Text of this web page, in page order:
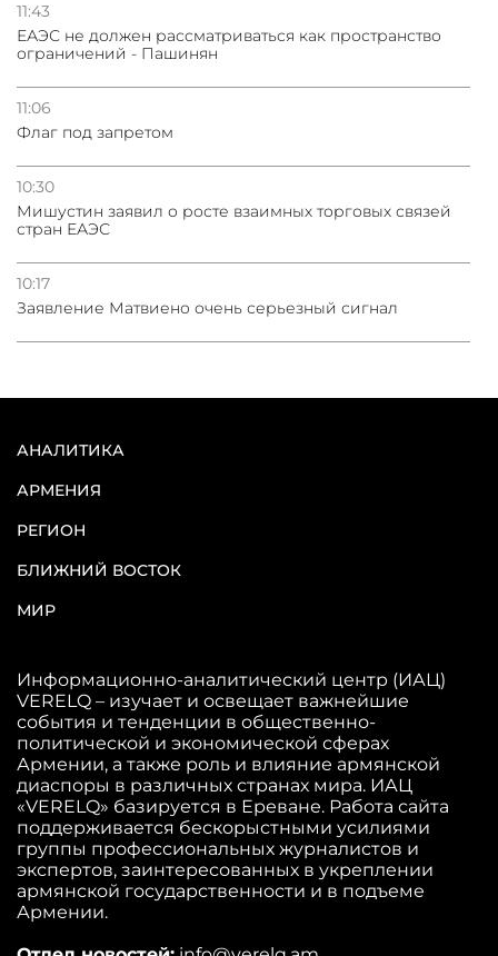
11:43
ЕАЭС не должен рассматриваться как пространство
ограничений - Пашинян
11:06
Флаг под запретом
10:30
Мишустин заявил о росте взаимных торговых связей
стран ЕАЭС
10:17
Заявление Матвиено очень серьезный сигнал
АНАЛИТИКА
АРМЕНИЯ
РЕГИОН
БЛИЖНИЙ ВОСТОК
МИР
Информационно-аналитический центр (ИАЦ)
VERELQ – изучает и освещает важнейшие
события и тенденции в общественно-
политической и экономической сферах
Армении, а также роль и влияние армянской
диаспоры в различных странах мира. ИАЦ
«VERELQ» базируется в Ереване. Работа сайта
поддерживается бескорыстными усилиями
группы профессиональных журналистов и
экспертов, заинтересованных в укреплении
армянской государственности и в подъеме
Армении.